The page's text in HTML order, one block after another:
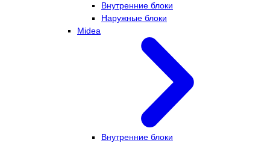
Внутренние блоки
Наружные блоки
Midea
Внутренние блоки